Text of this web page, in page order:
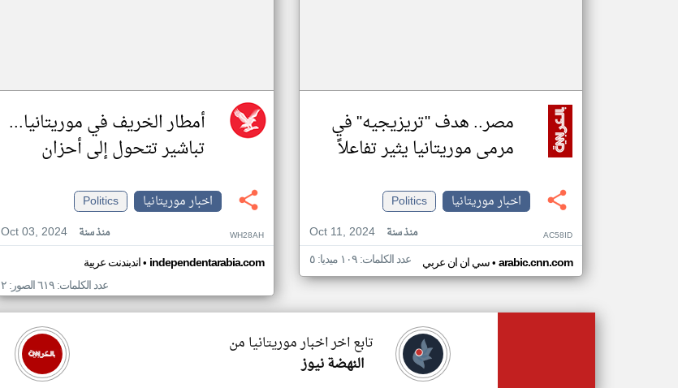
مصر.. هدف "تريزيجيه" في
مرمى موريتانيا يثير تفاعلاً
اخبار موريتانيا
Politics
Oct 11, 2024
منذ سنة AC58ID
سي ان ان عربي• arabic.cnn.com عدد الكلمات: ١٠٩ ميديا: ٥
أمطار الخريف في موريتانيا...
تباشير تتحول إلى أحزان
اخبار موريتانيا
Politics
Oct 03, 2024
منذ سنة WH28AH
اندبندنت عربية• independentarabia.com
عدد الكلمات: ٦١٩ الصور: ٢
تابع اخر اخبار موريتانيا من
النهضة نيوز